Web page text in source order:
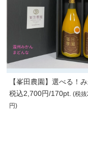
【峯田農園】選べる！
んジュース(202..
税込2,700円/170pt. (税
円)